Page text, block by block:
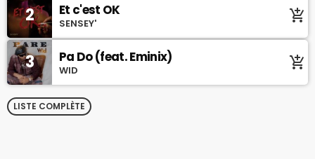
2 Et c'est OK
SENSEY' add_shopping_cart
3 Pa Do (feat. Eminix)
WID add_shopping_cart
LISTE COMPLÈTE